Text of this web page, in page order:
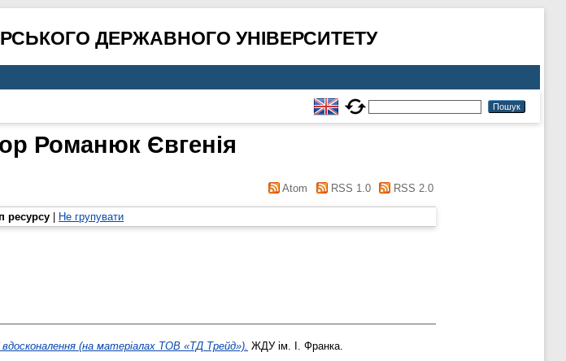
ДЕРЖАВНОГО УНІВЕРСИТЕТУ
Романюк Євгенія
Atom RSS 1.0 RSS 2.0
ресурсу Не групувати
вдосконалення (на матеріалах ТОВ «ТД Трейд»). ЖДУ ім. І. Франка.